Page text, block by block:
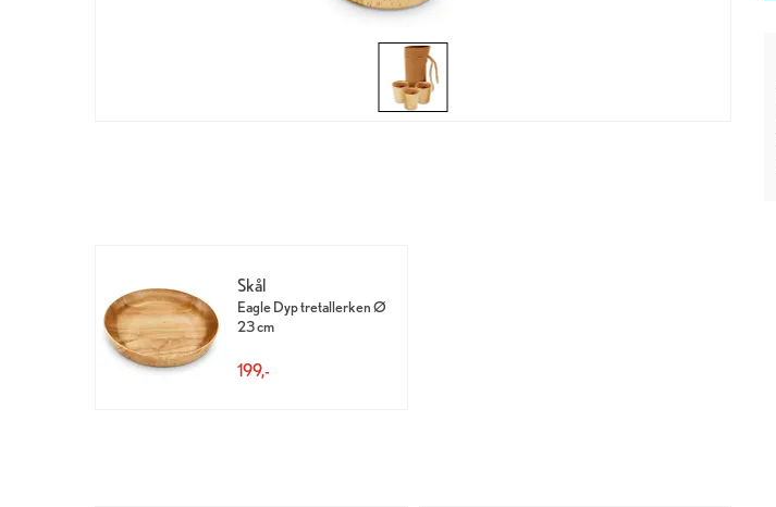
Skål
Eagle Dyp tretallerken Ø
23 cm
199,-